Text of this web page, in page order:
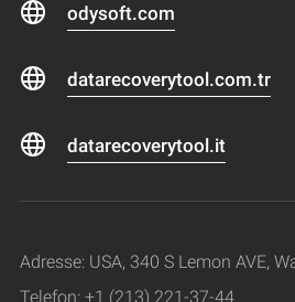
odysoft.com
datarecoverytool.com.tr
datarecoverytool.it
Adresse: USA, 340 S Lemon AVE,
Telefon: +1 (213) 221-37-44